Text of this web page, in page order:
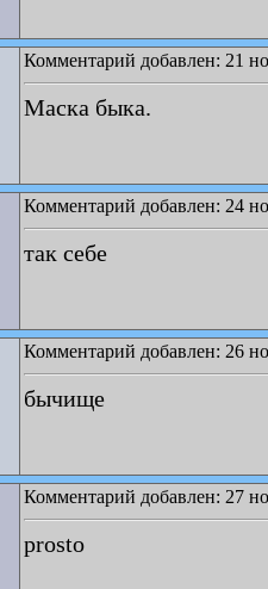
Комментарий добавлен: 21
Маска быка.
Комментарий добавлен: 24
так себе
Комментарий добавлен: 26
бычище
Комментарий добавлен: 27
prosto